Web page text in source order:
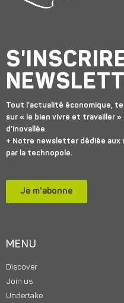
Tout l’actualité économique,
sur « le bien vivre et travailler
d’inovallée.
+ Notre newsletter dédiée aux
par la technopole.
Je m'abonne
MENU
Discover
Join us
Undertake